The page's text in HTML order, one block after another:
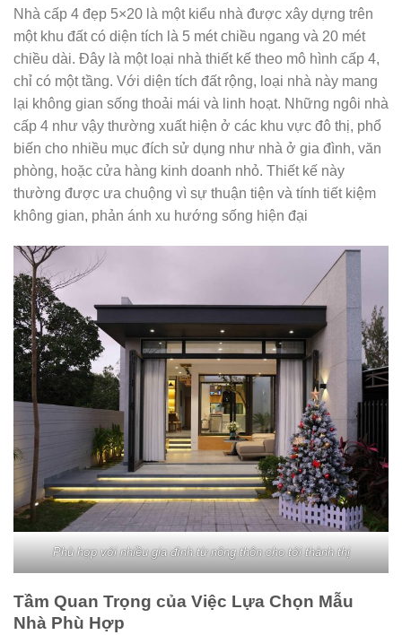
Nhà cấp 4 đẹp 5×20 là một kiểu nhà được xây dựng trên
một khu đất có diện tích là 5 mét chiều ngang và 20 mét
chiều dài. Đây là một loại nhà thiết kế theo mô hình cấp 4,
chỉ có một tầng. Với diện tích đất rộng, loại nhà này mang
lại không gian sống thoải mái và linh hoạt. Những ngôi nhà
cấp 4 như vậy thường xuất hiện ở các khu vực đô thị, phổ
biến cho nhiều mục đích sử dụng như nhà ở gia đình, văn
phòng, hoặc cửa hàng kinh doanh nhỏ. Thiết kế này
thường được ưa chuộng vì sự thuận tiện và tính tiết kiệm
không gian, phản ánh xu hướng sống hiện đại
Phù hợp với nhiều gia đình từ nông thôn cho tới thành thị
Tầm Quan Trọng của Việc Lựa Chọn Mẫu
Nhà Phù Hợp